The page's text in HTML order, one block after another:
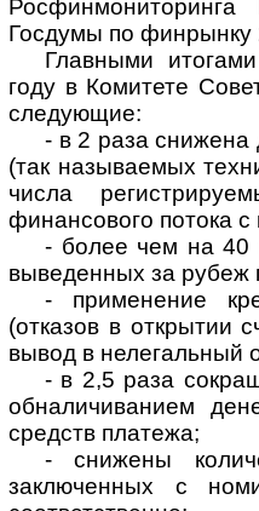
Госдумы по финрынку
Главными
году в Комитете
следующие:
- в 2 раза снижена
(так называемых
числа
финансового потока с
- более чем на 40
выведенных за рубеж
- применение
(отказов в открытии
вывод в нелегальный
- в 2,5 раза
обналичиванием
средств платежа;
- снижены
заключенных с